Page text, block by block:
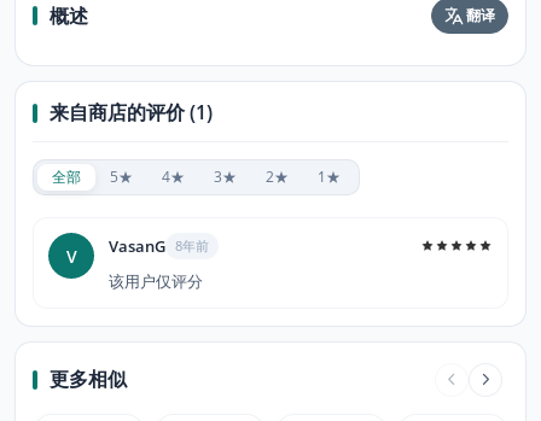
概述 翻译
来自商店的评价 (1)
全部 5★ 4★ 3★ 2★ 1★
V VasanG 8年前
该用户仅评分
更多相似